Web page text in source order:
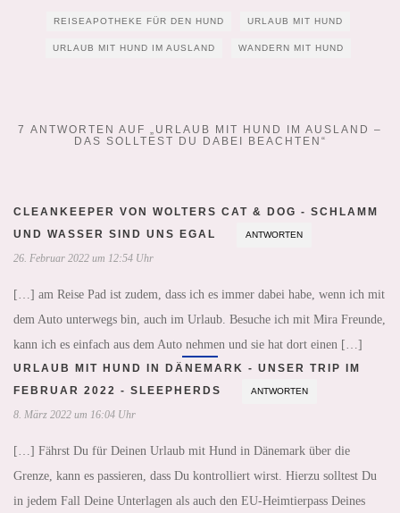
REISEAPOTHEKE FÜR DEN HUND URLAUB MIT HUND
URLAUB MIT HUND IM AUSLAND WANDERN MIT HUND
7 ANTWORTEN AUF „URLAUB MIT HUND IM AUSLAND –
DAS SOLLTEST DU DABEI BEACHTEN“
CLEANKEEPER VON WOLTERS CAT & DOG - SCHLAMM
UND WASSER SIND UNS EGAL
ANTWORTEN
26. Februar 2022 um 12:54 Uhr
[…] am Reise Pad ist zudem, dass ich es immer dabei habe, wenn ich mit
dem Auto unterwegs bin, auch im Urlaub. Besuche ich mit Mira Freunde,
kann ich es einfach aus dem Auto nehmen und sie hat dort einen […]
URLAUB MIT HUND IN DÄNEMARK - UNSER TRIP IM
FEBRUAR 2022 - SLEEPHERDS
ANTWORTEN
8. März 2022 um 16:04 Uhr
[…] Fährst Du für Deinen Urlaub mit Hund in Dänemark über die
Grenze, kann es passieren, dass Du kontrolliert wirst. Hierzu solltest Du
in jedem Fall Deine Unterlagen als auch den EU-Heimtierpass Deines